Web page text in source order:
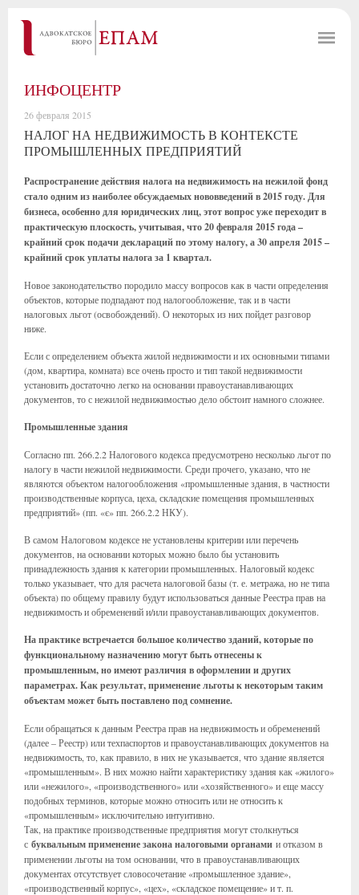
ИНФОЦЕНТР
26 февраля 2015
НАЛОГ НА НЕДВИЖИМОСТЬ В КОНТЕКСТЕ
ПРОМЫШЛЕННЫХ ПРЕДПРИЯТИЙ
Распространение действия налога на недвижимость на нежилой фонд
стало одним из наиболее обсуждаемых нововведений в 2015 году. Для
бизнеса, особенно для юридических лиц, этот вопрос уже переходит в
практическую плоскость, учитывая, что 20 февраля 2015 года –
крайний срок подачи деклараций по этому налогу, а 30 апреля 2015 –
крайний срок уплаты налога за 1 квартал.
Новое законодательство породило массу вопросов как в части определения
объектов, которые подпадают под налогообложение, так и в части
налоговых льгот (освобождений). О некоторых из них пойдет разговор
ниже.
Если с определением объекта жилой недвижимости и их основными типами
(дом, квартира, комната) все очень просто и тип такой недвижимости
установить достаточно легко на основании правоустанавливающих
документов, то с нежилой недвижимостью дело обстоит намного сложнее.
Промышленные здания
Согласно пп. 266.2.2 Налогового кодекса предусмотрено несколько льгот по
налогу в части нежилой недвижимости. Среди прочего, указано, что не
являются объектом налогообложения «промышленные здания, в частности
производственные корпуса, цеха, складские помещения промышленных
предприятий» (пп. «є» пп. 266.2.2 НКУ).
В самом Налоговом кодексе не установлены критерии или перечень
документов, на основании которых можно было бы установить
принадлежность здания к категории промышленных. Налоговый кодекс
только указывает, что для расчета налоговой базы (т. е. метража, но не типа
объекта) по общему правилу будут использоваться данные Реестра прав на
недвижимость и обременений и/или правоустанавливающих документов.
На практике встречается большое количество зданий, которые по
функциональному назначению могут быть отнесены к
промышленным, но имеют различия в оформлении и других
параметрах. Как результат, применение льготы к некоторым таким
объектам может быть поставлено под сомнение.
Если обращаться к данным Реестра прав на недвижимость и обременений
(далее – Реестр) или техпаспортов и правоустанавливающих документов на
недвижимость, то, как правило, в них не указывается, что здание является
«промышленным». В них можно найти характеристику здания как «жилого»
или «нежилого», «производственного» или «хозяйственного» и еще массу
подобных терминов, которые можно относить или не относить к
«промышленным» исключительно интуитивно.
Так, на практике производственные предприятия могут столкнуться
с буквальным применение закона налоговыми органами и отказом в
применении льготы на том основании, что в правоустанавливающих
документах отсутствует словосочетание «промышленное здание»,
«производственный корпус», «цех», «складское помещение» и т. п.